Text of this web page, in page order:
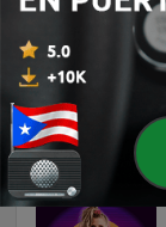
Beam FM